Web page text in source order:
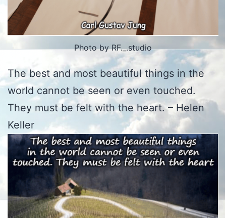
Photo by RF._.studio
The best and most beautiful things in the
world cannot be seen or even touched.
They must be felt with the heart. – Helen
Keller